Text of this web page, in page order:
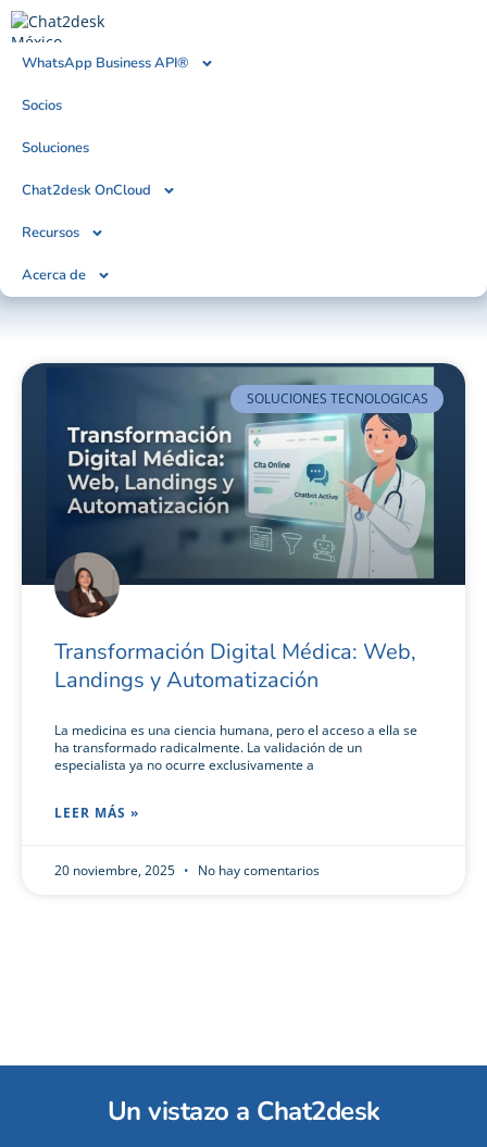
WhatsApp Business API®
Socios
Soluciones
Chat2desk OnCloud
Recursos
Acerca de
Tendencias, Noticias & Artículos
SOLUCIONES TECNOLOGICAS
Transformación Digital Médica: Web,
Landings y Automatización
La medicina es una ciencia humana, pero el acceso a ella se
ha transformado radicalmente. La validación de un
especialista ya no ocurre exclusivamente a
LEER MÁS »
20 noviembre, 2025 No hay comentarios
Un vistazo a Chat2desk